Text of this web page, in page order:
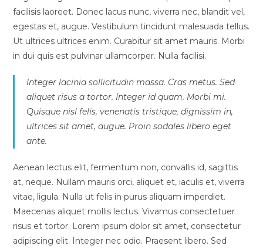
facilisis laoreet. Donec lacus nunc, viverra nec, blandit vel,
egestas et, augue. Vestibulum tincidunt malesuada tellus.
Ut ultrices ultrices enim. Curabitur sit amet mauris. Morbi
in dui quis est pulvinar ullamcorper. Nulla facilisi.
Integer lacinia sollicitudin massa. Cras metus. Sed
aliquet risus a tortor. Integer id quam. Morbi mi.
Quisque nisl felis, venenatis tristique, dignissim in,
ultrices sit amet, augue. Proin sodales libero eget
ante.
Aenean lectus elit, fermentum non, convallis id, sagittis
at, neque. Nullam mauris orci, aliquet et, iaculis et, viverra
vitae, ligula. Nulla ut felis in purus aliquam imperdiet.
Maecenas aliquet mollis lectus. Vivamus consectetuer
risus et tortor. Lorem ipsum dolor sit amet, consectetur
adipiscing elit. Integer nec odio. Praesent libero. Sed